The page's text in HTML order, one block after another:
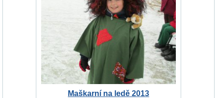
Maškarní na ledě 2013